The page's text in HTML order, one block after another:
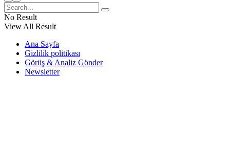
No Result
View All Result
Ana Sayfa
Gizlilik politikası
Görüş & Analiz Gönder
Newsletter